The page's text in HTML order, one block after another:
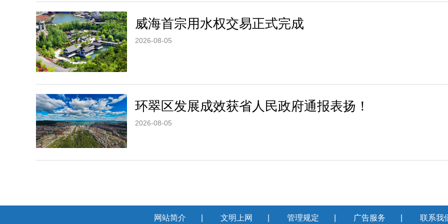
威海首宗用水权交易正式完成
2026-08-05
环翠区发展成效获省人民政府通报表扬！
2026-08-05
网站简介 文明上网 管理规定 广告服务 联系我